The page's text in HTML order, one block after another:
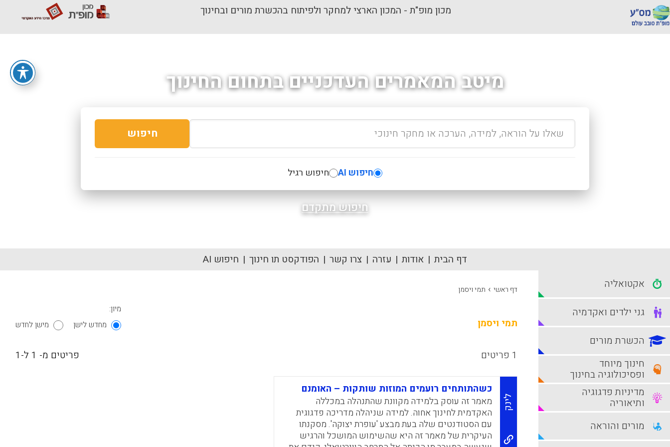
מכון מופ"ת - המכון הארצי למחקר ולפיתוח בהכשרת מורים ובחינוך
מיטב המאמרים העדכניים בתחום החינוך
חיפוש
חיפוש AI חיפוש רגיל
חיפוש מתקדם
דף הבית אודות עזרה צרו קשר הפודקסט תו חינוך חיפוש AI
דף ראשי › תמי ויסמן
תמי ויסמן
מיון:
מחדש לישן
מישן לחדש
1 פריטים פריטים מ- 1 ל-1
לינק
כשהתותחים רועמים המוזות שותקות – האומנם
מאמר זה עוסק בלמידה מקוונת שהתנהלה במכללה
האקדמית לחינוך אחוה. למידה שניהלה מדריכה פדגוגית
עם הסטודנטים שלה בעת מבצע 'עופרת יצוקה'. מסקנתו
העיקרית של מאמר זה היא שהשימוש המושכל והרגיש
אקטואליה
גני ילדים ואקדמיה
הכשרת מורים
חינוך מיוחד
ופסיכולוגיה בחינוך
מדיניות פדגוגיה
ותיאוריה
מורים והוראה